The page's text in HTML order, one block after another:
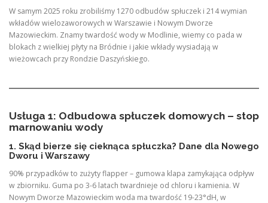
W samym 2025 roku zrobiliśmy 1270 odbudów spłuczek i 214 wymian
wkładów wielozaworowych w Warszawie i Nowym Dworze
Mazowieckim. Znamy twardość wody w Modlinie, wiemy co pada w
blokach z wielkiej płyty na Bródnie i jakie wkłady wysiadają w
wieżowcach przy Rondzie Daszyńskiego.
Usługa 1: Odbudowa spłuczek domowych – stop
marnowaniu wody
1. Skąd bierze się cieknąca spłuczka? Dane dla Nowego
Dworu i Warszawy
90% przypadków to zużyty flapper – gumowa klapa zamykająca odpływ
w zbiorniku. Guma po 3-6 latach twardnieje od chloru i kamienia. W
Nowym Dworze Mazowieckim woda ma twardość 19-23°dH, w